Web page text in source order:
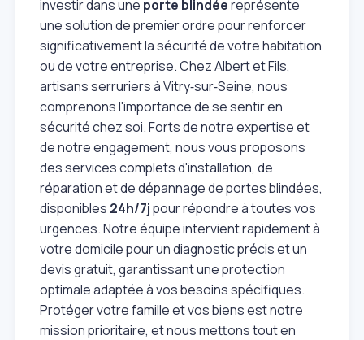
investir dans une porte blindéereprésente
une solution de premier ordre pour renforcer
significativement la sécurité de votre habitation
ou de votre entreprise. Chez Albert et Fils,
artisans serruriers à Vitry‑sur‑Seine, nous
comprenons l'importance de se sentir en
sécurité chez soi. Forts de notre expertise et
de notre engagement, nous vous proposons
des services complets d'installation, de
réparation et de dépannage de portes blindées,
disponibles 24h/7jpour répondre à toutes vos
urgences. Notre équipe intervient rapidement à
votre domicile pour un diagnostic précis et un
devis gratuit, garantissant une protection
optimale adaptée à vos besoins spécifiques.
Protéger votre famille et vos biens est notre
mission prioritaire, et nous mettons tout en